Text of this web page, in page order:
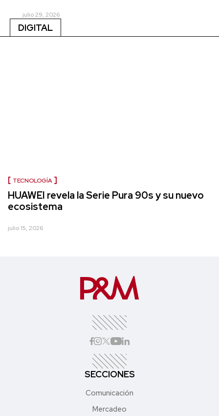
julio 29, 2026
DIGITAL
TECNOLOGÍA
HUAWEI revela la Serie Pura 90s y su nuevo
ecosistema
julio 15, 2026
SECCIONES
Comunicación
Mercadeo